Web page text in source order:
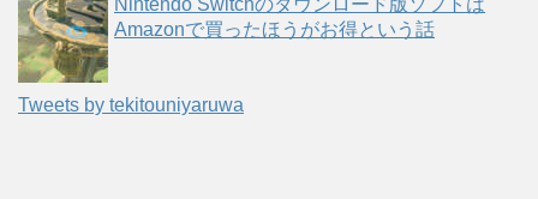
Nintendo Switchのダウンロード版ソフトは
Amazonで買ったほうがお得という話
Tweets by tekitouniyaruwa